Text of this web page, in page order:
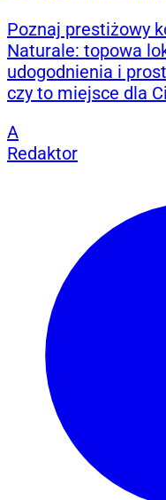
Poznaj prestiżowy
Naturale: topowa
udogodnienia i
czy to miejsce dla
A
Redaktor